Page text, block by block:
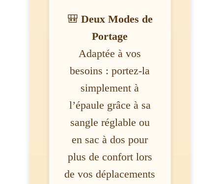
🎒 Deux Modes de
Portage
Adaptée à vos
besoins : portez-la
simplement à
l’épaule grâce à sa
sangle réglable ou
en sac à dos pour
plus de confort lors
de vos déplacements